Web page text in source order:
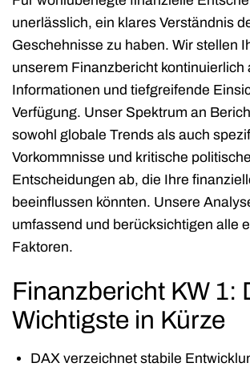
unerlässlich, ein klares Verständnis
Geschehnisse zu haben. Wir stellen
unserem Finanzbericht kontinuierlich
Informationen und tiefgreifende
Verfügung. Unser Spektrum an
sowohl globale Trends als auch
Vorkommnisse und kritische politische
Entscheidungen ab, die Ihre
beeinflussen könnten. Unsere
umfassend und berücksichtigen alle
Faktoren.
Finanzbericht KW 1:
Wichtigste in Kürze
DAX verzeichnet stabile